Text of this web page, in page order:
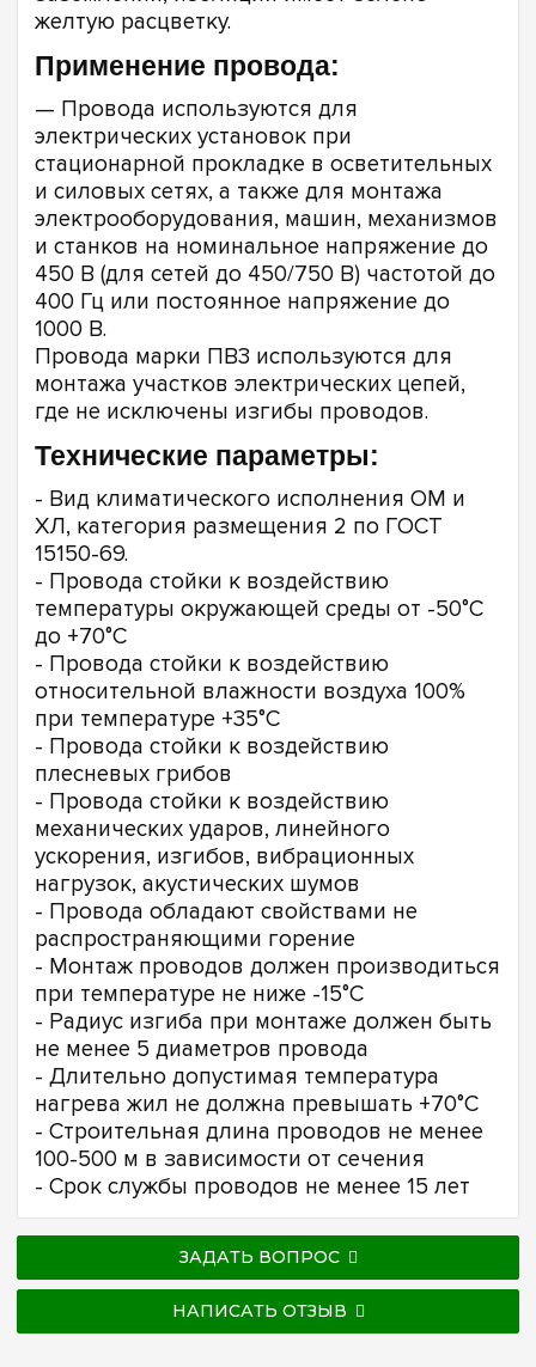
желтую расцветку.
Применение провода:
— Провода используются для
электрических установок при
стационарной прокладке в осветительных
и силовых сетях, а также для монтажа
электрооборудования, машин, механизмов
и станков на номинальное напряжение до
450 В (для сетей до 450/750 В) частотой до
400 Гц или постоянное напряжение до
1000 В.
Провода марки ПВ3 используются для
монтажа участков электрических цепей,
где не исключены изгибы проводов.
Технические параметры:
- Вид климатического исполнения ОМ и
ХЛ, категория размещения 2 по ГОСТ
15150-69.
- Провода стойки к воздействию
температуры окружающей среды от -50°С
до +70°С
- Провода стойки к воздействию
относительной влажности воздуха 100%
при температуре +35°С
- Провода стойки к воздействию
плесневых грибов
- Провода стойки к воздействию
механических ударов, линейного
ускорения, изгибов, вибрационных
нагрузок, акустических шумов
- Провода обладают свойствами не
распространяющими горение
- Монтаж проводов должен производиться
при температуре не ниже -15°С
- Радиус изгиба при монтаже должен быть
не менее 5 диаметров провода
- Длительно допустимая температура
нагрева жил не должна превышать +70°С
- Строительная длина проводов не менее
100-500 м в зависимости от сечения
- Срок службы проводов не менее 15 лет
ЗАДАТЬ ВОПРОС
НАПИСАТЬ ОТЗЫВ